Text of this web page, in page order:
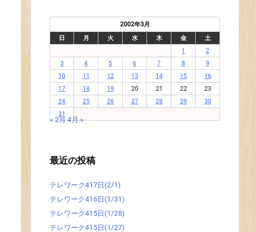
2002年3月
日
月 火 水 木 金
土
1
2
3
4 5 6 7 8
9
10
11 12 13 14 15
16
17
18 19 20 21 22
23
24
25 26 27 28 29
30
31
« 2月4月 »
最近の投稿
テレワーク417日(2/1)
テレワーク416日(1/31)
テレワーク415日(1/28)
テレワーク415日(1/27)